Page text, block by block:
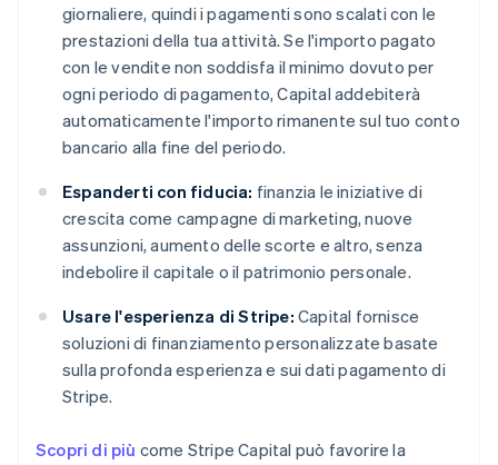
giornaliere, quindi i pagamenti sono scalati con le
prestazioni della tua attività. Se l'importo pagato
con le vendite non soddisfa il minimo dovuto per
ogni periodo di pagamento, Capital addebiterà
automaticamente l'importo rimanente sul tuo conto
bancario alla fine del periodo.
Espanderti con fiducia: finanzia le iniziative di
crescita come campagne di marketing, nuove
assunzioni, aumento delle scorte e altro, senza
indebolire il capitale o il patrimonio personale.
Usare l'esperienza di Stripe: Capital fornisce
soluzioni di finanziamento personalizzate basate
sulla profonda esperienza e sui dati pagamento di
Stripe.
Scopri di più come Stripe Capital può favorire la